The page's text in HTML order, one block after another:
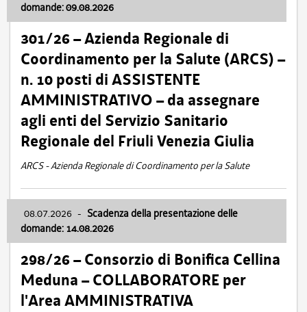
domande: 09.08.2026
301/26 – Azienda Regionale di
Coordinamento per la Salute (ARCS) –
n. 10 posti di ASSISTENTE
AMMINISTRATIVO – da assegnare
agli enti del Servizio Sanitario
Regionale del Friuli Venezia Giulia
ARCS - Azienda Regionale di Coordinamento per la Salute
08.07.2026 - Scadenza della presentazione delle
domande: 14.08.2026
298/26 – Consorzio di Bonifica Cellina
Meduna – COLLABORATORE per
l'Area AMMINISTRATIVA